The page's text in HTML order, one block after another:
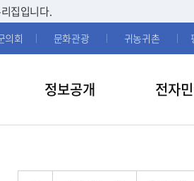
집입니다.
의회 문화관광 귀농귀촌
정보공개 전자